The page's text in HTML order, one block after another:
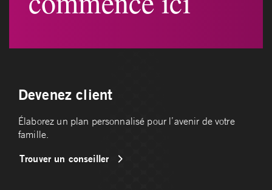
Devenez client
Élaborez un plan personnalisé pour l’avenir de votre
famille.
Trouver un conseiller